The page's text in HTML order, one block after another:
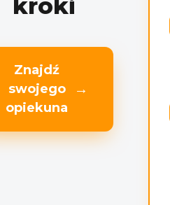
kroki
Znajdź
swojego
opiekuna
→